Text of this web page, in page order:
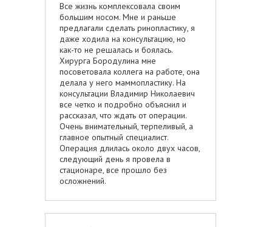
репутацией.
Все жизнь комплексовала своим
большим носом. Мне и раньше
предлагали сделать ринопластику, я
даже ходила на консультацию, но
как-то не решалась и боялась.
Хирурга Бородулина мне
посоветовала коллега на работе, она
делала у него маммопластику. На
консультации Владимир Николаевич
все четко и подробно объяснил и
рассказал, что ждать от операции.
Очень внимательный, терпеливый, а
главное опытный специалист.
Операция длилась около двух часов,
следующий день я провела в
стационаре, все прошло без
осложнений.